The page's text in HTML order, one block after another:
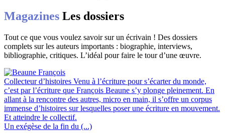
Magazines Les dossiers
Tout ce que vous voulez savoir sur un écrivain ! Des dossiers
complets sur les auteurs importants : biographie, interviews,
bibliographie, critiques. L’idéal pour faire le tour d’une œuvre.
Collecteur d’histoires Venu à l’écriture pour s’écarter du monde,
c’est par l’écriture que François Beaune s’y plonge pleinement. En
allant à la rencontre des autres, micro en main, il s’offre un corpus
immense d’histoires sur lesquelles poser une écriture en mouvement.
Et atteindre le collectif.
Un exégèse de la fin du (...)